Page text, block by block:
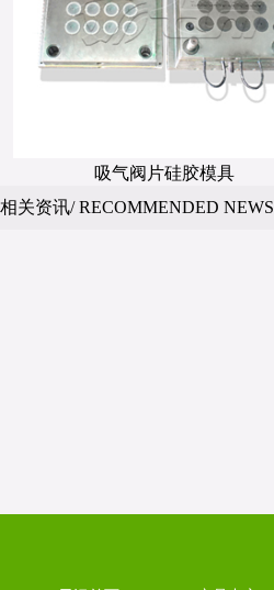
吸气阀片硅胶模具
相关资讯/ RECOMMENDED NEWS